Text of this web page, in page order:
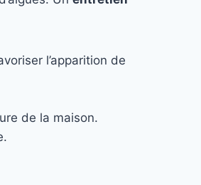
l’apparition de
de la maison.